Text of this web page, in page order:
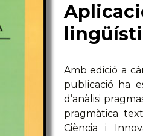
Amb edició a
publicació ha
d’anàlisi
pragmàtica
Ciència i